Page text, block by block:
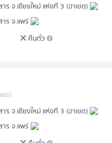
ร จ.เชียงใหม่ แห่งที่ 3 (อาเขต)
ร จ.แพร่
คืนตั๋ว
ร จ.เชียงใหม่ แห่งที่ 3 (อาเขต)
ร จ.แพร่